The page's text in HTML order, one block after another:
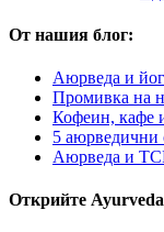
От нашия блог:
Аюрведа и
Промивка на
Кофеин, кафе
5 аюрведични
Аюрведа и
Открийте